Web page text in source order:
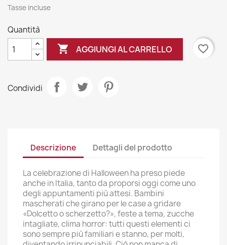
Tasse incluse
Quantità
 AGGIUNGI AL CARRELLO favorite_border
Condividi
Descrizione Dettagli del prodotto
La celebrazione di Halloween ha preso piede
anche in Italia, tanto da proporsi oggi come uno
degli appuntamenti più attesi. Bambini
mascherati che girano per le case a gridare
«Dolcetto o scherzetto?», feste a tema, zucche
intagliate, clima horror: tutti questi elementi ci
sono sempre più familiari e stanno, per molti,